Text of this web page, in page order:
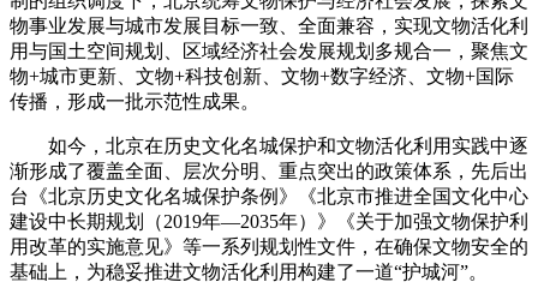
物事业发展与城市发展目标一致、全面兼容，实现文物活化利
用与国土空间规划、区域经济社会发展规划多规合一，聚焦文
物+城市更新、文物+科技创新、文物+数字经济、文物+国际
传播，形成一批示范性成果。
如今，北京在历史文化名城保护和文物活化利用实践中逐
渐形成了覆盖全面、层次分明、重点突出的政策体系，先后出
台《北京历史文化名城保护条例》《北京市推进全国文化中心
建设中长期规划（2019年—2035年）》《关于加强文物保护利
用改革的实施意见》等一系列规划性文件，在确保文物安全的
基础上，为稳妥推进文物活化利用构建了一道“护城河”。